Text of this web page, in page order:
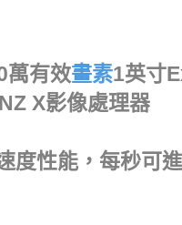
萬有效畫素1英寸
X影像處理器
度性能，每秒可